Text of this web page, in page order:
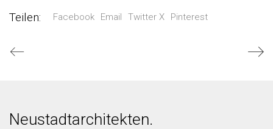
Teilen: Facebook Email Twitter X Pinterest
Neustadtarchitekten.